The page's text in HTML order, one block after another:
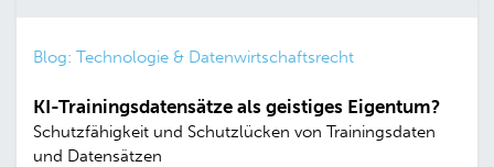
Blog: Technologie & Datenwirtschaftsrecht
KI-Trainingsdatensätze als geistiges Eigentum?
Schutzfähigkeit und Schutzlücken von Trainingsdaten
und Datensätzen